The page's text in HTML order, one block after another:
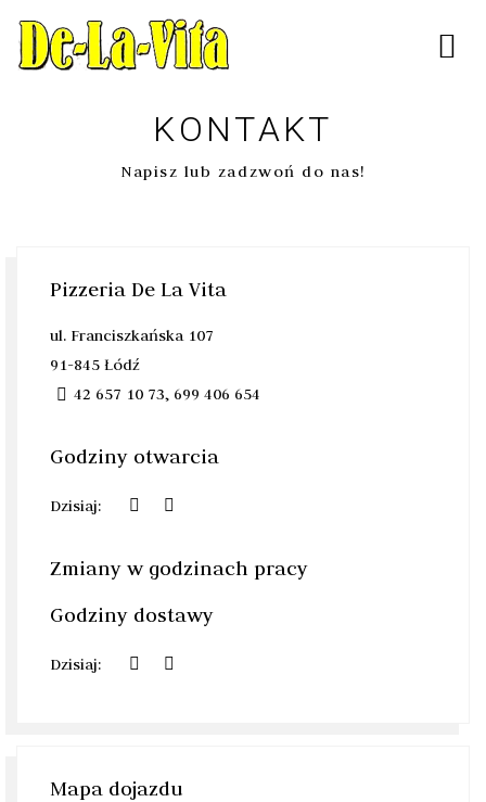
KONTAKT
Napisz lub zadzwoń do nas!
Pizzeria De La Vita
ul. Franciszkańska 107
91-845 Łódź
42 657 10 73, 699 406 654
Godziny otwarcia
Dzisiaj:
Zmiany w godzinach pracy
Godziny dostawy
Dzisiaj:
Mapa dojazdu